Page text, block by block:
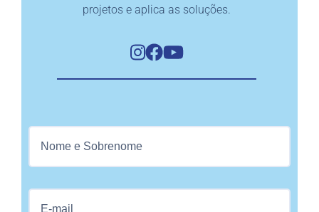
projetos e aplica as soluções.